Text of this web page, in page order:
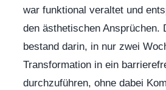
war funktional veraltet und
den ästhetischen Ansprüchen.
bestand darin, in nur zwei
Transformation in ein
durchzuführen, ohne dabei